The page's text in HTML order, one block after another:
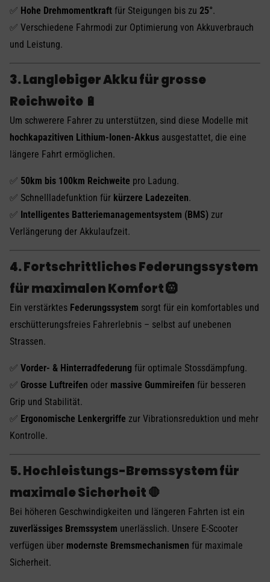
✅ Hohe Drehmomentkraft für Steigungen bis zu 25°.
✅ Verschiedene Fahrmodi zur Optimierung von Akkuverbrauch
und Leistung.
3. Langlebiger Akku für grosse
Reichweite 🔋
Um schwerere Fahrer zu unterstützen, sind diese Modelle mit
hochkapazitiven Lithium-Ionen-Akkus ausgestattet, die eine
längere Fahrt ermöglichen.
✅ 50km bis 100km Reichweite pro Ladung.
✅ Schnellladefunktion für kürzere Ladezeiten.
✅ Intelligentes Batteriemanagementsystem (BMS) zur
Verlängerung der Akkulaufzeit.
4. Fortschrittliches Federungssystem
für maximalen Komfort 🛞
Ein verstärktes Federungssystem sorgt für ein komfortables und
erschütterungsfreies Fahrerlebnis – selbst auf unebenen
Strassen.
✅ Vorder- & Hinterradfederung für optimale Stossdämpfung.
✅ Grosse Luftreifen oder massive Gummireifen für besseren
Grip und Stabilität.
✅ Ergonomische Lenkergriffe zur Vibrationsreduktion und mehr
Kontrolle.
5. Hochleistungs-Bremssystem für
maximale Sicherheit 🛑
Bei höheren Geschwindigkeiten und längeren Fahrten ist ein
zuverlässiges Bremssystem unerlässlich. Unsere E-Scooter
verfügen über modernste Bremsmechanismen für maximale
Sicherheit.